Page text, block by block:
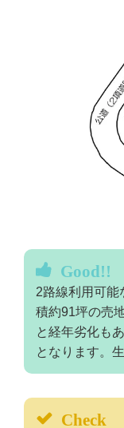
Good!!
2路線利用可能
積約91坪の売
と経年劣化も
となります。
Check